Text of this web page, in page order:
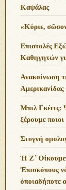
Καψάλας
«Κύριε,
Επιστολές
Καθηγητών
Ανακοίνωση
Μπιλ Γκέιτς:
ξέρουμε ποιοι
Στυγνή
Ἡ Ζ΄
Ἐπισκόπους
ὁποιαδήποτε